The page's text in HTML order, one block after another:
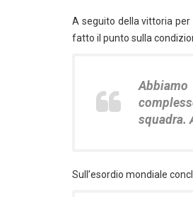
A seguito della vittoria per
fatto il punto sulla
squadra.
Sull’esordio mondiale